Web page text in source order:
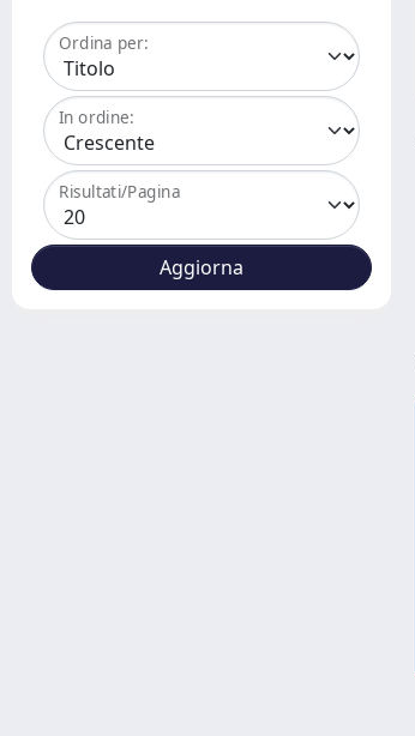
Ordina per:
In ordine:
Risultati/Pagina